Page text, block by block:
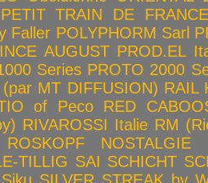
PETIT TRAIN DE FRANCE
Faller POLYPHORM Sarl
AUGUST PROD.EL
Series PROTO 2000
MT DIFFUSION) RAIL
of Peco
RED
RIVAROSSI Italie RM
ROSKOPF NOSTALGIE
TILLIG SAI SCHICHT